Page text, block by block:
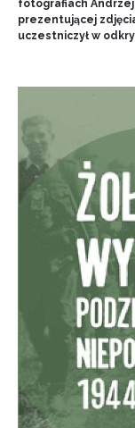
fotografiach
prezentującej
uczestniczył w